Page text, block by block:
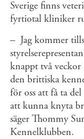
Sverige finns
fyrtiotal kliniker
– Jag kommer
knappt två veckor
den brittiska
för oss att få ta
att kunna knyta
säger Thommy
Kennelklubben.